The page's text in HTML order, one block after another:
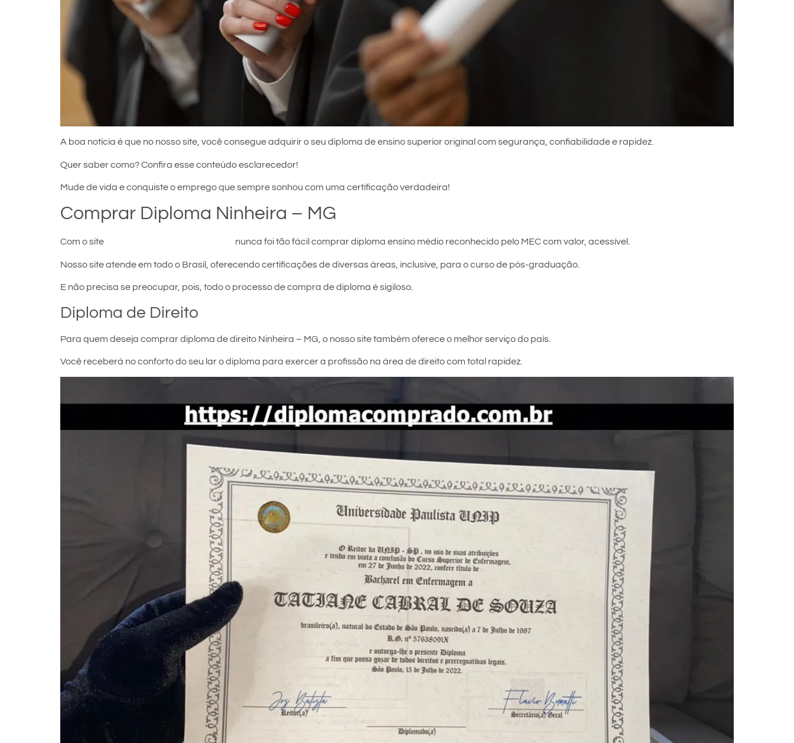
A boa notícia é que no nosso site, você consegue adquirir o seu diploma de ensino superior original com segurança, confiabilidade e rapidez.
Quer saber como? Confira esse conteúdo esclarecedor!
Mude de vida e conquiste o emprego que sempre sonhou com uma certificação verdadeira!
Comprar Diploma Ninheira – MG
Com o site nunca foi tão fácil comprar diploma ensino médio reconhecido pelo MEC com valor, acessível.
Nosso site atende em todo o Brasil, oferecendo certificações de diversas áreas, inclusive, para o curso de pós-graduação.
E não precisa se preocupar, pois, todo o processo de compra de diploma é sigiloso.
Diploma de Direito
Para quem deseja comprar diploma de direito Ninheira – MG, o nosso site também oferece o melhor serviço do país.
Você receberá no conforto do seu lar o diploma para exercer a profissão na área de direito com total rapidez.